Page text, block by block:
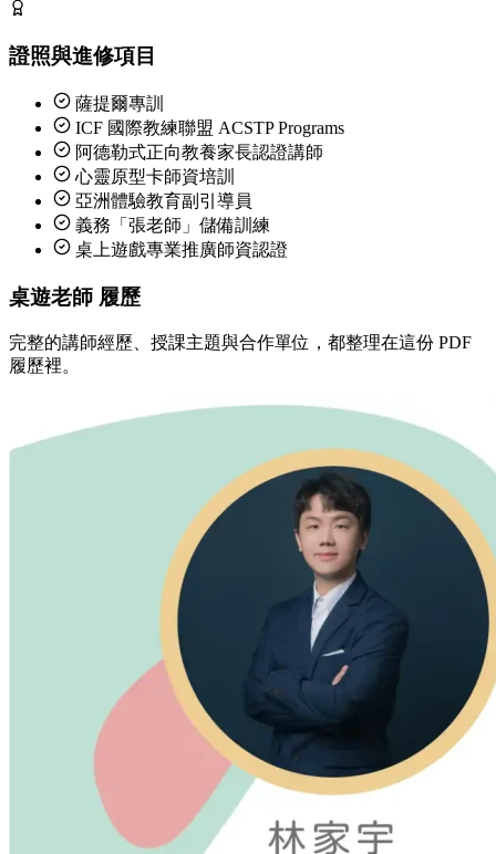
證照與進修項目
薩提爾專訓
ICF 國際教練聯盟 ACSTP Programs
阿德勒式正向教養家長認證講師
心靈原型卡師資培訓
亞洲體驗教育副引導員
義務「張老師」儲備訓練
桌上遊戲專業推廣師資認證
桌遊老師 履歷
完整的講師經歷、授課主題與合作單位，都整理在這份 PDF
履歷裡。